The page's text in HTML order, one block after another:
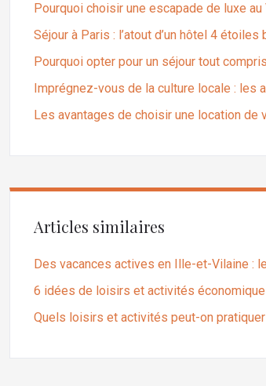
Pourquoi choisir une escapade de luxe au
Séjour à Paris : l’atout d’un hôtel 4
Pourquoi opter pour un séjour tout
Imprégnez-vous de la culture locale : les
Les avantages de choisir une location de
Articles similaires
Des vacances actives en Ille-et-Vilaine :
6 idées de loisirs et activités
Quels loisirs et activités peut-on